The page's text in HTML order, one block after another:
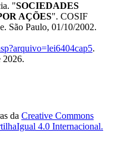
"SOCIEDADES
AÇÕES". COSIF
São Paulo, 01/10/2002.
.
2026.
da Creative Commons
4.0 Internacional.